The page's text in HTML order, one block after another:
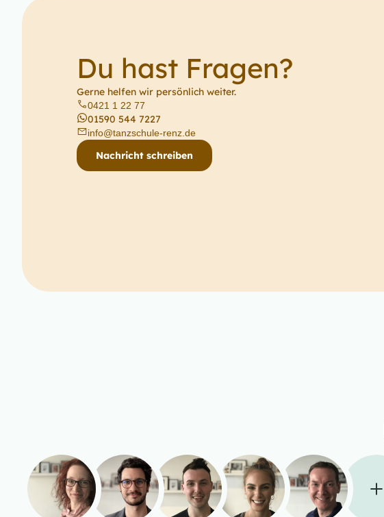
Du hast Fragen?​
Gerne helfen wir persönlich weiter.
0421 1 22 77
01590 544 7227
info@tanzschule-renz.de
Nachricht schreiben